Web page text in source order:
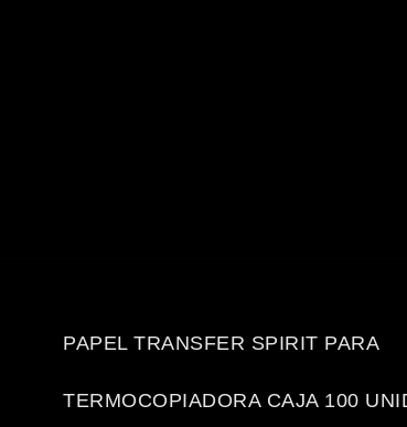
PAPEL TRANSFER SPIRIT PARA
TERMOCOPIADORA CAJA 100